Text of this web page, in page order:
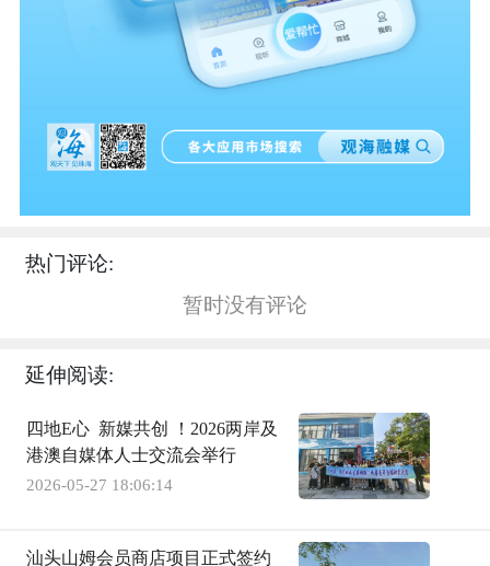
热门评论:
暂时没有评论
延伸阅读:
四地E心 新媒共创 ！2026两岸及
港澳自媒体人士交流会举行
2026-05-27 18:06:14
汕头山姆会员商店项目正式签约